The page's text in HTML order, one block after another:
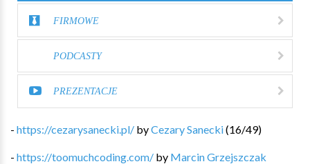
FIRMOWE
PODCASTY
PREZENTACJE
- https://cezarysanecki.pl/ byCezary Sanecki(16/49)
- https://toomuchcoding.com/ by Marcin Grzejszczak